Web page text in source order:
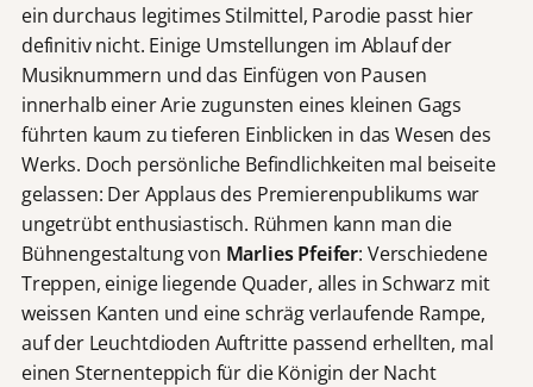
ein durchaus legitimes Stilmittel, Parodie passt hier
definitiv nicht. Einige Umstellungen im Ablauf der
Musiknummern und das Einfügen von Pausen
innerhalb einer Arie zugunsten eines kleinen Gags
führten kaum zu tieferen Einblicken in das Wesen des
Werks. Doch persönliche Befindlichkeiten mal beiseite
gelassen: Der Applaus des Premierenpublikums war
ungetrübt enthusiastisch. Rühmen kann man die
Bühnengestaltung von Marlies Pfeifer: Verschiedene
Treppen, einige liegende Quader, alles in Schwarz mit
weissen Kanten und eine schräg verlaufende Rampe,
auf der Leuchtdioden Auftritte passend erhellten, mal
einen Sternenteppich für die Königin der Nacht